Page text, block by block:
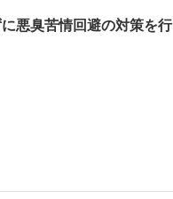
悪臭苦情回避の対策を行